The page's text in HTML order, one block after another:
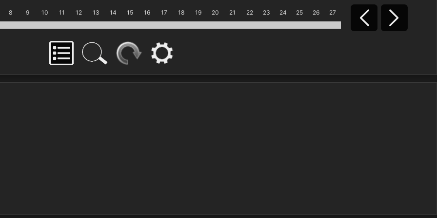
8 9 10 11 12 13 14 15 16 17 18 19 20 21 22 23 24 25 26 27